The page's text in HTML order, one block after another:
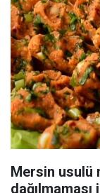
Mersin usulü
dağılmaması